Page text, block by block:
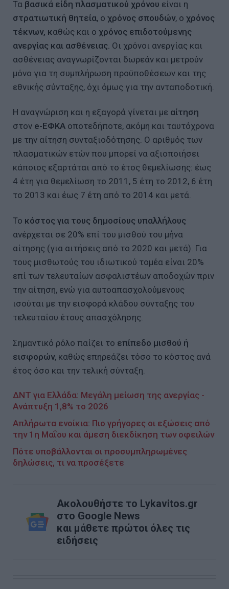
Τα βασικά είδη πλασματικού χρόνου είναι η
στρατιωτική θητεία, ο χρόνος σπουδών, ο χρόνος
τέκνων, καθώς και ο χρόνος επιδοτούμενης
ανεργίας και ασθένειας. Οι χρόνοι ανεργίας και
ασθένειας αναγνωρίζονται δωρεάν και μετρούν
μόνο για τη συμπλήρωση προϋποθέσεων και της
εθνικής σύνταξης, όχι όμως για την ανταποδοτική.
Η αναγνώριση και η εξαγορά γίνεται με αίτηση
στον e-ΕΦΚΑ οποτεδήποτε, ακόμη και ταυτόχρονα
με την αίτηση συνταξιοδότησης. Ο αριθμός των
πλασματικών ετών που μπορεί να αξιοποιήσει
κάποιος εξαρτάται από το έτος θεμελίωσης: έως
4 έτη για θεμελίωση το 2011, 5 έτη το 2012, 6 έτη
το 2013 και έως 7 έτη από το 2014 και μετά.
Το κόστος για τους δημοσίους υπαλλήλους
ανέρχεται σε 20% επί του μισθού του μήνα
αίτησης (για αιτήσεις από το 2020 και μετά). Για
τους μισθωτούς του ιδιωτικού τομέα είναι 20%
επί των τελευταίων ασφαλιστέων αποδοχών πριν
την αίτηση, ενώ για αυτοαπασχολούμενους
ισούται με την εισφορά κλάδου σύνταξης του
τελευταίου έτους απασχόλησης.
Σημαντικό ρόλο παίζει το επίπεδο μισθού ή
εισφορών, καθώς επηρεάζει τόσο το κόστος ανά
έτος όσο και την τελική σύνταξη.
ΔΝΤ για Ελλάδα: Μεγάλη μείωση της ανεργίας -
Ανάπτυξη 1,8% το 2026
Απλήρωτα ενοίκια: Πιο γρήγορες οι εξώσεις από
την 1η Μαΐου και άμεση διεκδίκηση των οφειλών
Πότε υποβάλλονται οι προσυμπληρωμένες
δηλώσεις, τι να προσέξετε
Ακολουθήστε το Lykavitos.gr
στο Google News
και μάθετε πρώτοι όλες τις
ειδήσεις